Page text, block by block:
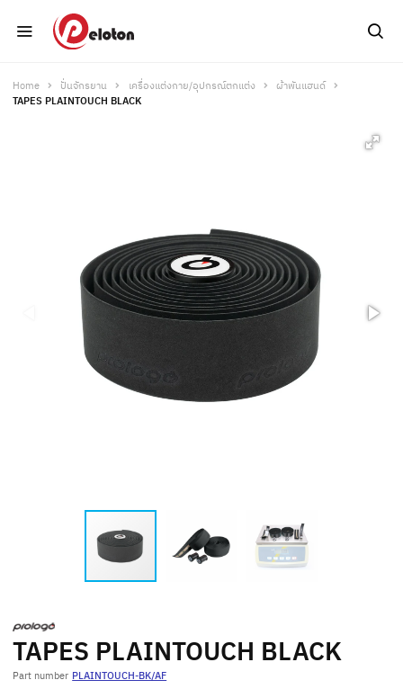
Home ปั่นจักรยาน เครื่องแต่งกาย/อุปกรณ์ตกแต่ง
ผ้าพันแฮนด์
TAPES PLAINTOUCH BLACK
TAPES PLAINTOUCH BLACK
Part number PLAINTOUCH-BK/AF